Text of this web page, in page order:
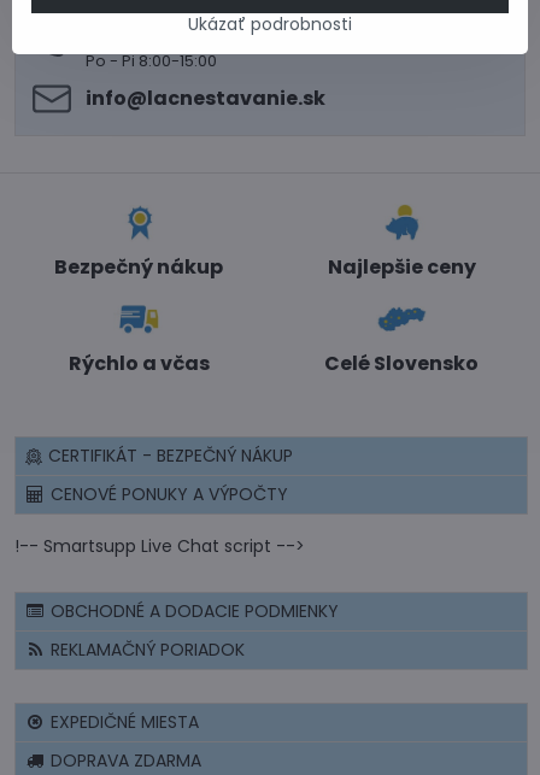
0948 987 787
Informácie k objednávkam
Po - Pi 8:00-15:00
info​@lacnestavanie​.sk
Bezpečný nákup Najlepšie ceny
Rýchlo a včas Celé Slovensko
CERTIFIKÁT - BEZPEČNÝ NÁKUP
CENOVÉ PONUKY A VÝPOČTY
!-- Smartsupp Live Chat script -->
OBCHODNÉ A DODACIE PODMIENKY
REKLAMAČNÝ PORIADOK
EXPEDIČNÉ MIESTA
DOPRAVA ZDARMA
Ukázať podrobnosti